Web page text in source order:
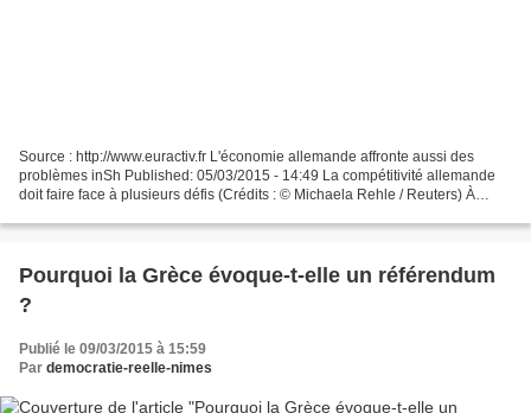
Source : http://www.euractiv.fr L'économie allemande affronte aussi des
problèmes inSh Published: 05/03/2015 - 14:49 La compétitivité allemande
doit faire face à plusieurs défis (Crédits : © Michaela Rehle / Reuters) À
Pourquoi la Grèce évoque-t-elle un référendum
?
Publié le 09/03/2015 à 15:59
Par democratie-reelle-nimes